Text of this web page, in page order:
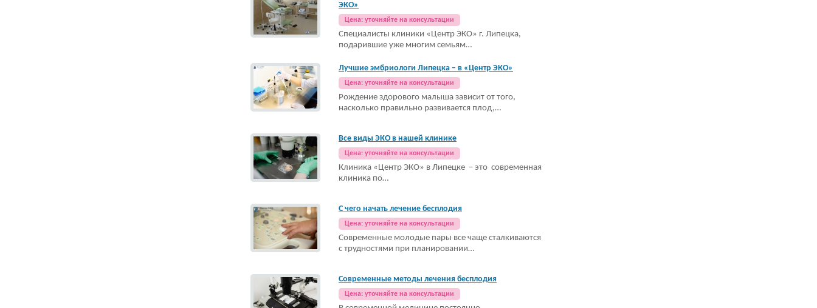
ЭКО»
Цена: уточняйте на консультации
Специалисты клиники «Центр ЭКО» г. Липецка,
подарившие уже многим семьям…
Лучшие эмбриологи Липецка – в «Центр ЭКО»
Цена: уточняйте на консультации
Рождение здорового малыша зависит от того,
насколько правильно развивается плод,…
Все виды ЭКО в нашей клинике
Цена: уточняйте на консультации
Клиника «Центр ЭКО» в Липецке – это современная
клиника по…
С чего начать лечение бесплодия
Цена: уточняйте на консультации
Современные молодые пары все чаще сталкиваются
с трудностями при планировании…
Современные методы лечения бесплодия
Цена: уточняйте на консультации